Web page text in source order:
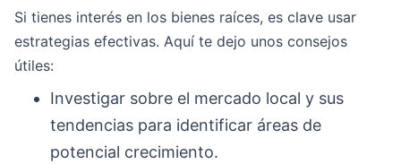
Si tienes interés en los bienes raíces, es clave usar
estrategias efectivas. Aquí te dejo unos consejos
útiles:
Investigar sobre el mercado local y sus
tendencias para identificar áreas de
potencial crecimiento.